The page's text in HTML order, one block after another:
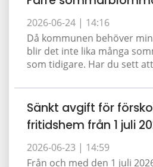
2026-06-24 | 14:16
Då kommunen behöver
blir det inte lika många
som tidigare. Har du sett
Sänkt avgift för
fritidshem från 1 juli
2026-06-23 | 14:59
Från och med den 1 juli